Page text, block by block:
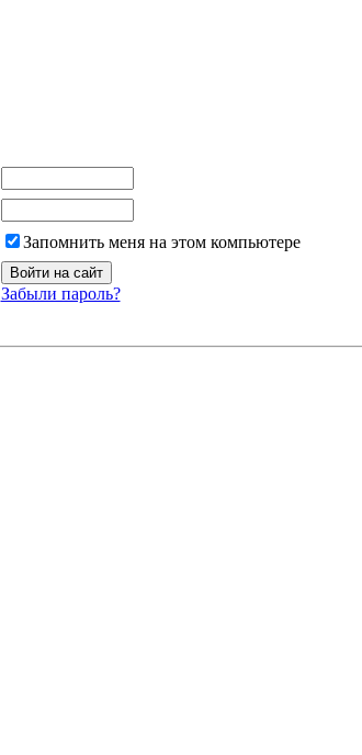
Запомнить меня на этом компьютере
Забыли пароль?